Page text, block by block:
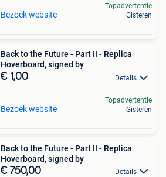
Bezoek website
Topadvertentie
Gisteren
Back to the Future - Part II - Replica
Hoverboard, signed by
€ 1,00 Details
Bezoek website
Topadvertentie
Gisteren
Back to the Future - Part II - Replica
Hoverboard, signed by
€ 750,00 Details